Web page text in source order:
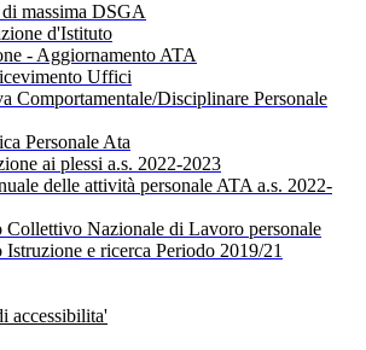
massima DSGA
d'Istituto
- Aggiornamento ATA
Uffici
Comportamentale/Disciplinare Personale
Personale Ata
ai plessi a.s. 2022-2023
delle attività personale ATA a.s. 2022-
Collettivo Nazionale di Lavoro personale
Istruzione e ricerca Periodo 2019/21
accessibilita'